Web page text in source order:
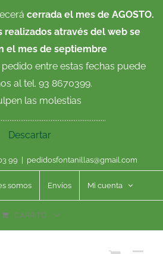
cerrada el mes de AGOSTO.
realizados através del web se
el mes de septiembre
entre estas fechas puede
al tel. 93 8670399.
las molestias
Descartar
99 pedidosfontanillas@gmail.com
somos Envíos Mi cuenta
CARRITO